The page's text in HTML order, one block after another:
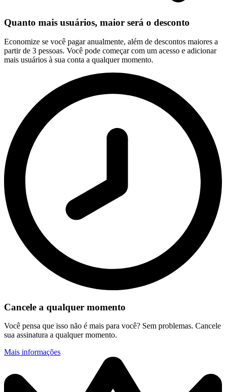
Quanto mais usuários, maior será o desconto
Economize se você pagar anualmente, além de descontos maiores a
partir de 3 pessoas. Você pode começar com um acesso e adicionar
mais usuários à sua conta a qualquer momento.
Cancele a qualquer momento
Você pensa que isso não é mais para você? Sem problemas. Cancele
sua assinatura a qualquer momento.
Mais informações